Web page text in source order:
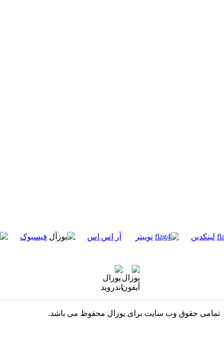
لینکدین توییتر آر اس اس فیسبوک
تمامی حقوق وب سایت برای یوزال محفوظ می باشد.